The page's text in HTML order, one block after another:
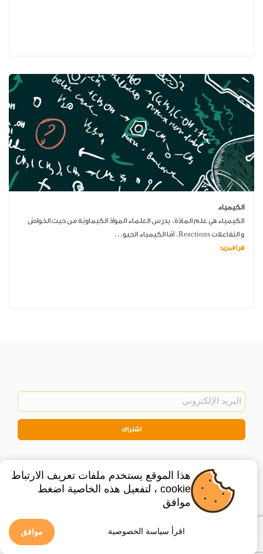
الكيمياء
الكيمياء هي علم المادّة. يدرس العلماء الموادّ الكيماويّة من حيث الخواصّ
و التفاعلات Reactions. أمّا الكيمياء الحيو...
اقرأ المزيد
اشتراك
هذا الموقع يستخدم ملفات تعريف الارتباط
cookie ، لتفعيل هذه الخاصية اضغط
موافق
موافق اقرأ سياسة الخصوصية